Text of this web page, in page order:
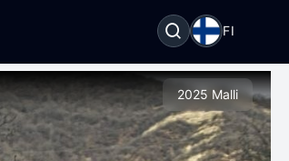
FI
2025 Malli